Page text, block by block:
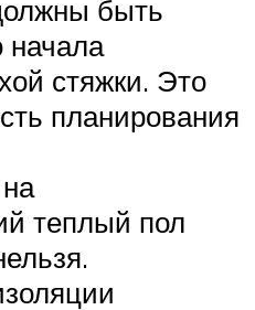
быть
стяжки. Это
планирования
теплый пол